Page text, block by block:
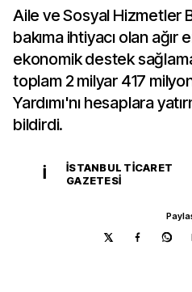
Aile ve Sosyal Hizmetler
bakıma ihtiyacı olan
ekonomik destek
toplam 2 milyar 417
Yardımı'nı hesaplara
bildirdi.
İ
İSTANBUL TICARET
GAZETESI